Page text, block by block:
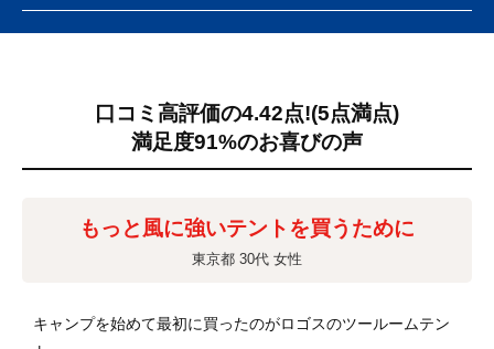
口コミ高評価の4.42点!(5点満点)
満足度91%のお喜びの声
もっと風に強いテントを買うために
東京都 30代 女性
キャンプを始めて最初に買ったのがロゴスのツールームテン